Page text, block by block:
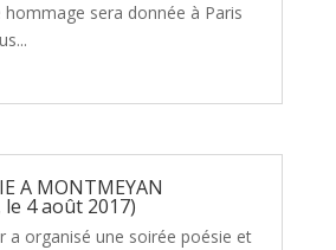
sera donnée à Paris
A MONTMEYAN
4 août 2017)
a organisé une soirée poésie et